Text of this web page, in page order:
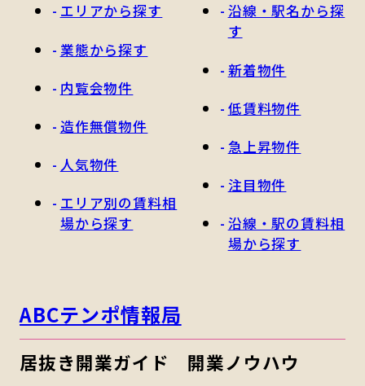
エリアから探す
業態から探す
内覧会物件
造作無償物件
人気物件
エリア別の賃料相
場から探す
沿線・駅名から探
す
新着物件
低賃料物件
急上昇物件
注目物件
沿線・駅の賃料相
場から探す
ABCテンポ情報局
居抜き開業ガイド 開業ノウハウ